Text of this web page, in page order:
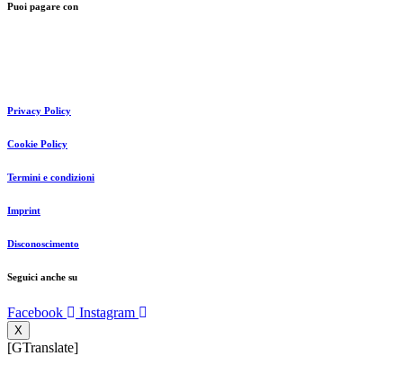
Puoi pagare con
Privacy Policy
Cookie Policy
Termini e condizioni
Imprint
Disconoscimento
Seguici anche su
Facebook Instagram
X
[GTranslate]